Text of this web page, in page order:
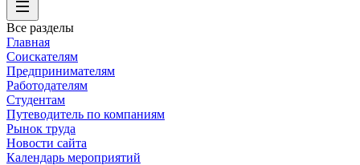
Все разделы
Главная
Соискателям
Предпринимателям
Работодателям
Студентам
Путеводитель по компаниям
Рынок труда
Новости сайта
Календарь мероприятий